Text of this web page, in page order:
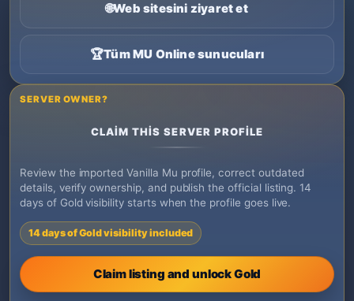
🌐Web sitesini ziyaret et
🏆Tüm MU Online sunucuları
SERVER OWNER?
CLAIM THIS SERVER PROFILE
Review the imported Vanilla Mu profile, correct outdated
details, verify ownership, and publish the official listing. 14
days of Gold visibility starts when the profile goes live.
14 days of Gold visibility included
Claim listing and unlock Gold